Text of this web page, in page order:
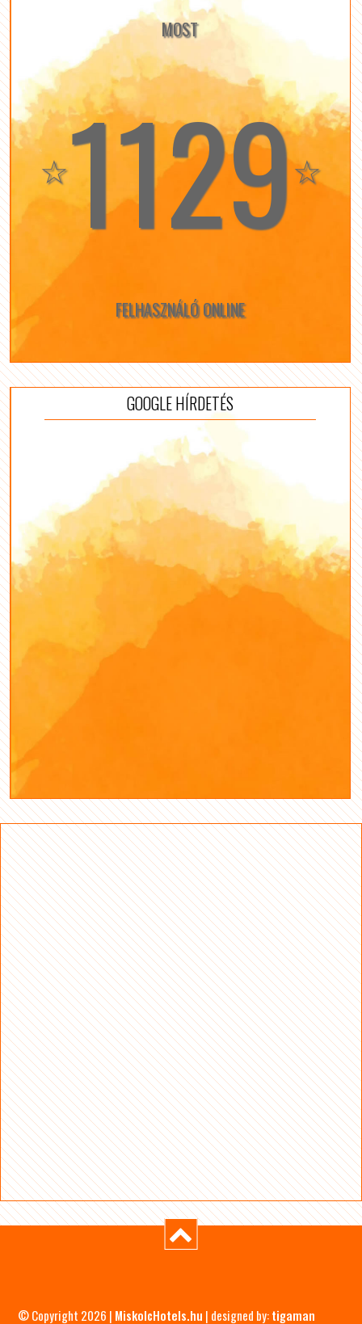
MOST
☆1129☆
FELHASZNÁLÓ ONLINE
GOOGLE HÍRDETÉS
© Copyright 2026 | MiskolcHotels.hu | designed by:tigaman